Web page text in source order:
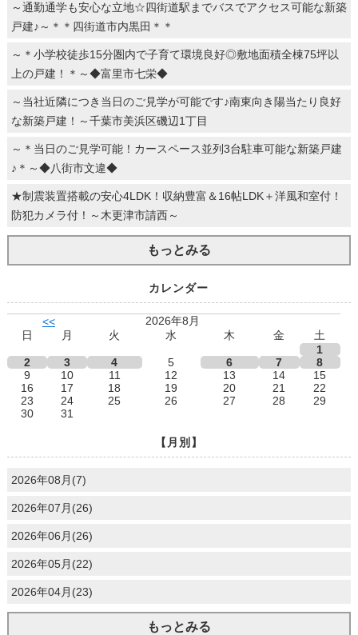
～通勤通学も安心な立地☆四街道駅までバスでアクセス可能な新築
戸建♪～＊＊四街道市内黒田＊＊
～＊小学校徒歩15分圏内で子育て環境良好◎敷地面積全棟75坪以
上の戸建！＊～◆富里市七栄◆
～当社近隣につき当日のご見学が可能です♪南東向き陽当たり良好
な新築戸建！～千葉市美浜区磯辺1丁目
～＊当日のご見学可能！カースペース並列3台駐車可能な新築戸建
♪＊～◆八街市文違◆
★制震装置搭載の安心4LDK！収納豊富＆16帖LDK＋洋風和室付！
防犯カメラ付！～木更津市請西～
もっとみる
カレンダー
<<
2026年8月
日
月 火 水 木 金
土
1
2
3 4 5 6 7
8
9
10 11 12 13 14
15
16
17 18 19 20 21
22
23
24 25 26 27 28
29
30
31
【月別】
2026年08月(7)
2026年07月(26)
2026年06月(26)
2026年05月(22)
2026年04月(23)
もっとみる